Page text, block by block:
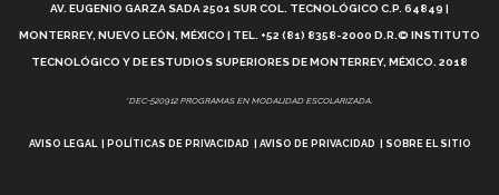
¿Cómo es el Modelo Educativo Tec? (video)
Vida Tec: Feminismo e Inteligencia Artificial, Paola
AV. EUGENIO GARZA SADA 2501 SUR COL. TECNOLÓGICO C.P. 64849 |
MONTERREY, NUEVO LEÓN, MÉXICO | TEL. +52 (81) 8358-2000 D.R.© INSTITUTO
TECNOLÓGICO Y DE ESTUDIOS SUPERIORES DE MONTERREY, MÉXICO. 2018
*DEC-520912 PROGRAMAS EN MODALIDAD ESCOLARIZADA.
AVISO LEGAL POLÍTICAS DE PRIVACIDAD AVISO DE PRIVACIDAD SOBRE EL SITIO